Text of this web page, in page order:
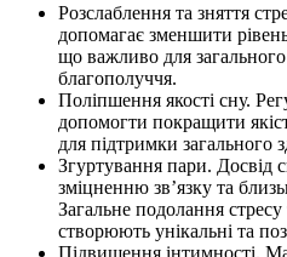
Розслаблення та зняття
допомагає зменшити
що важливо для
благополуччя.
Поліпшення якості сну.
допомогти покращити
для підтримки загального
Згуртування пари. Досвід
зміцненню зв’язку та
Загальне подолання
створюють унікальні та
Підвищення інтимності.